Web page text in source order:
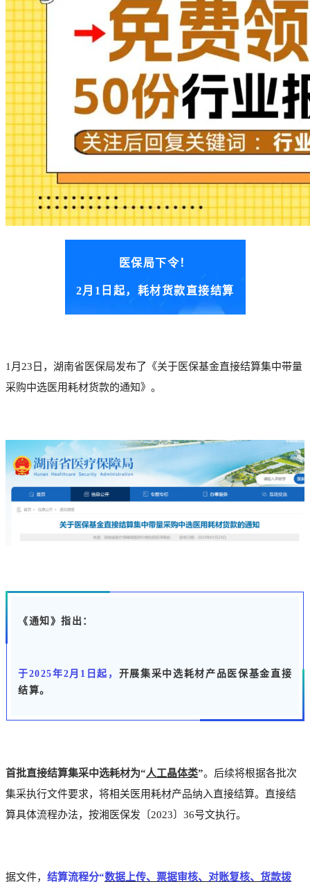
医保局下令！
2月1日起，耗材货款直接结算
1月23日，湖南省医保局发布了《关于医保基金直接结算集中带量
采购中选医用耗材货款的通知》。
《通知》指出：
于2025年2月1日起， 开展集采中选耗材产品医保基金直接
结算。
首批直接结算集采中选耗材为“人工晶体类”。后续将根据各批次
集采执行文件要求，将相关医用耗材产品纳入直接结算。直接结
算具体流程办法，按湘医保发〔2023〕36号文执行。
据文件， 结算流程分“数据上传、票据审核、对账复核、货款拨